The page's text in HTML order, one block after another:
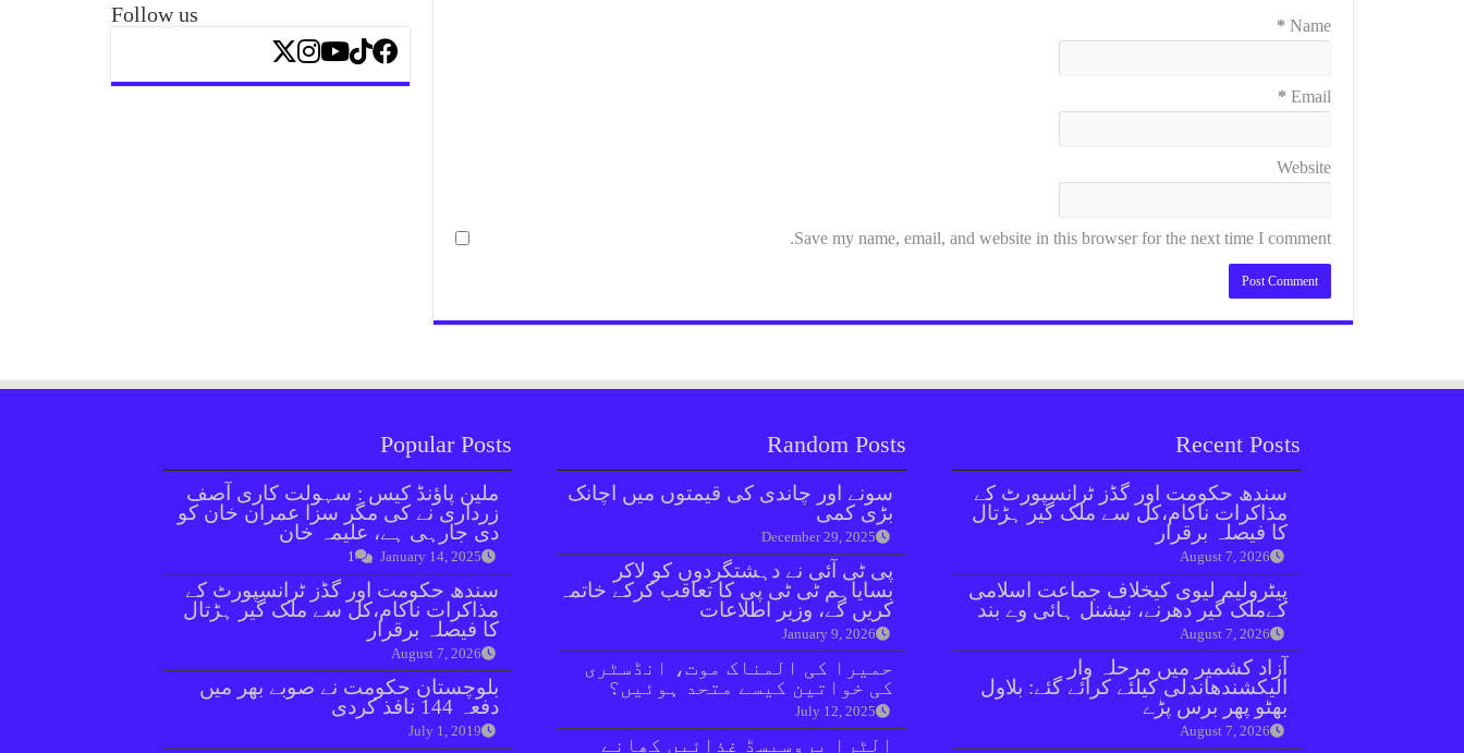
Name
*
Email
*
Website
Save my name, email, and website in this browser for the next time I comment.
Follow us
Popular Posts
ملین پاؤنڈ کیس : سہولت کاری آصف
زرداری نے کی مگر سزا عمران خان کو
دی جارہی ہے، علیمہ خان
January 14, 2025
1
سندھ حکومت اور گڈز ٹرانسپورٹ کے
مذاکرات ناکام،کل سے ملک گیر ہڑتال
کا فیصلہ برقرار
August 7, 2026
بلوچستان حکومت نے صوبے بھر میں
دفعہ 144 نافذ کردی
July 1, 2019
Random Posts
سونے اور چاندی کی قیمتوں میں اچانک
بڑی کمی
December 29, 2025
پی ٹی آئی نے دہشتگردوں کو لاکر
بسایاہم ٹی ٹی پی کا تعاقب کرکے خاتمہ
کریں گے، وزیر اطلاعات
January 9, 2026
حمیرا کی المناک موت، انڈسٹری
کی خواتین کیسے متحد ہوئیں؟
July 12, 2025
الٹرا پروسیسڈ غذائیں کھانے
Recent Posts
سندھ حکومت اور گڈز ٹرانسپورٹ کے
مذاکرات ناکام،کل سے ملک گیر ہڑتال
کا فیصلہ برقرار
August 7, 2026
پیٹرولیم لیوی کیخلاف جماعت اسلامی
کےملک گیر دھرنے، نیشنل ہائی وے بند
August 7, 2026
آزاد کشمیر میں مرحلہ وار
الیکشندھاندلی کیلئے کرائے گئے: بلاول
بھٹو پھر برس پڑے
August 7, 2026